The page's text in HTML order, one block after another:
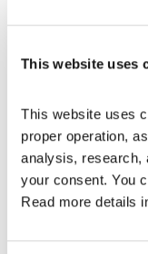
This website uses
This website uses
proper operation,
analysis, research,
your consent. You
Read more details